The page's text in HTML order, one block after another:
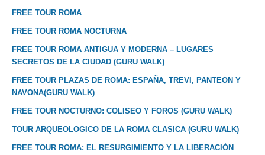
FREE TOUR ROMA
FREE TOUR ROMA NOCTURNA
FREE TOUR ROMA ANTIGUA Y MODERNA – LUGARES
SECRETOS DE LA CIUDAD (GURU WALK)
FREE TOUR PLAZAS DE ROMA: ESPAÑA, TREVI, PANTEON Y
NAVONA(GURU WALK)
FREE TOUR NOCTURNO: COLISEO Y FOROS (GURU WALK)
TOUR ARQUEOLOGICO DE LA ROMA CLASICA (GURU WALK)
FREE TOUR ROMA: EL RESURGIMIENTO Y LA LIBERACIÓN